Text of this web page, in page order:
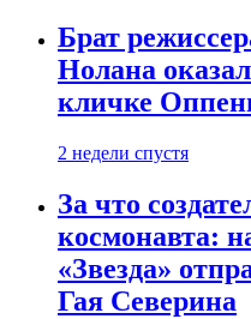
Брат
Нолана
кличке
2 недели спустя
За что
космонавта:
«Звезда»
Гая Северина